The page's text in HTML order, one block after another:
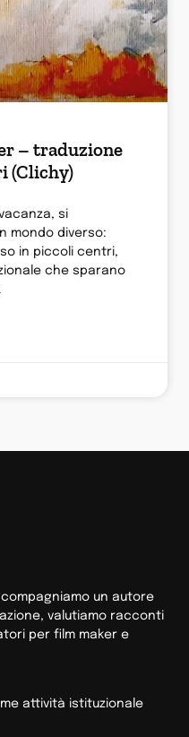
– traduzione
(Clichy)
si
mondo diverso:
in piccoli centri,
che sparano
un autore
valutiamo racconti
per film maker e
attività istituzionale